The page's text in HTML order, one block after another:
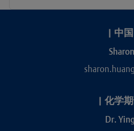
| 中
| 化学
Dr.